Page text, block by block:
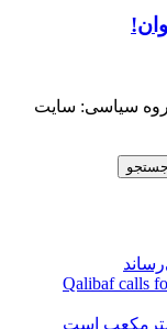
جوان! گروه سیاسی: سایت
Qalibaf calls